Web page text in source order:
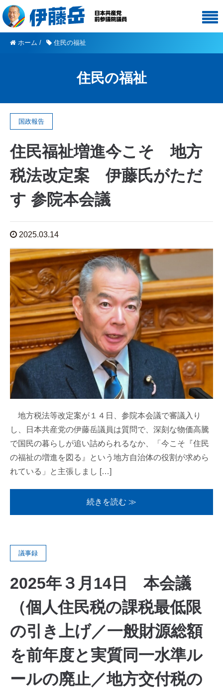
ホーム / 住民の福祉
住民の福祉
国政報告
住民福祉増進今こそ 地方
税法改定案 伊藤氏がただ
す 参院本会議
2025.03.14
地方税法等改定案が１４日、参院本会議で審議入り
し、日本共産党の伊藤岳議員は質問で、深刻な物価高騰
で国民の暮らしが追い詰められるなか、「今こそ『住民
の福祉の増進を図る』という地方自治体の役割が求めら
れている」と主張しまし […]
続きを読む ≫
議事録
2025年３月14日 本会議
（個人住民税の課税最低限
の引き上げ／一般財源総額
を前年度と実質同一水準ル
ールの廃止／地方交付税の